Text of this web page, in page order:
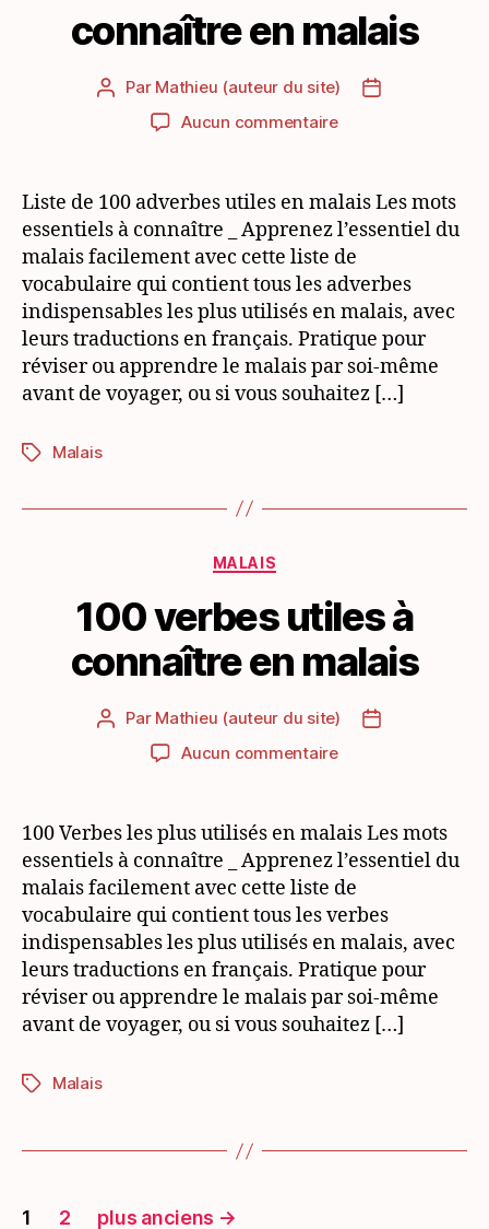
connaître en malais
Auteur
l’article
Par Mathieu (auteur du site)
Date
Aucun commentairesur
utiles
à
connaître
en
malais
Liste de 100 adverbes utiles en malais Les mots
essentiels à connaître _ Apprenez l’essentiel du
malais facilement avec cette liste de
vocabulaire qui contient tous les adverbes
indispensables les plus utilisés en malais, avec
leurs traductions en français. Pratique pour
réviser ou apprendre le malais par soi-même
avant de voyager, ou si vous souhaitez […]
Étiquettes
Malais
Catégories
MALAIS
100 verbes utiles à
connaître en malais
Auteur
l’article
Par Mathieu (auteur du site)
Date
Aucun commentairesur
utiles
à
connaître
en
malais
100 Verbes les plus utilisés en malais Les mots
essentiels à connaître _ Apprenez l’essentiel du
malais facilement avec cette liste de
vocabulaire qui contient tous les verbes
indispensables les plus utilisés en malais, avec
leurs traductions en français. Pratique pour
réviser ou apprendre le malais par soi-même
avant de voyager, ou si vous souhaitez […]
Étiquettes
Malais
Pagination
1 2 plus anciens →